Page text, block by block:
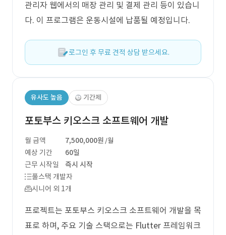
관리자 웹에서의 매장 관리 및 결제 관리 등이 있습니
다. 이 프로그램은 운동시설에 납품될 예정입니다.
로그인 후 무료 견적 상담 받으세요.
유사도 높음 기간제
포토부스 키오스크 소프트웨어 개발
월 금액 7,500,000원 /월
예상 기간
60일
근무 시작일
즉시 시작
풀스택 개발자
시니어 외 1개
프로젝트는 포토부스 키오스크 소프트웨어 개발을 목
표로 하며, 주요 기술 스택으로는 Flutter 프레임워크